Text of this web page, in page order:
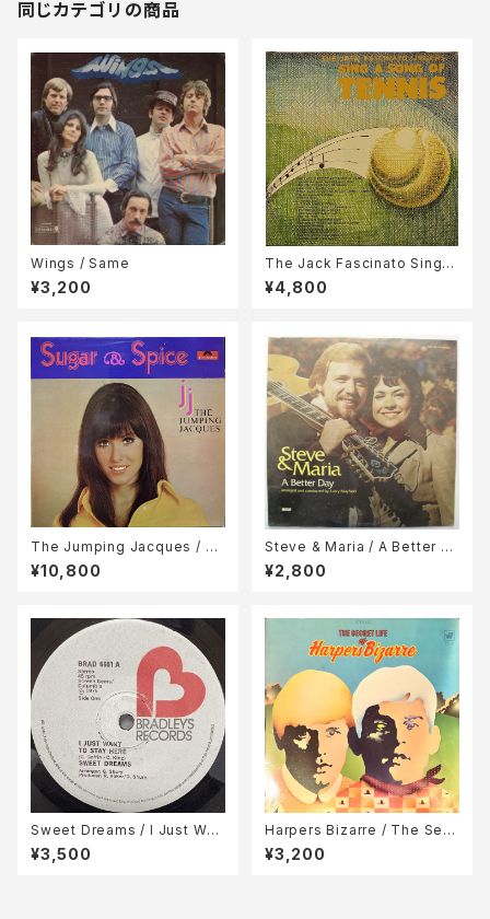
同じカテゴリの商品
Wings / Same
¥3,200
The Jack Fascinato Singer
s / Sing A Song Of Tennis
¥4,800
The Jumping Jacques / Su
gar & Spice
¥10,800
Steve & Maria / A Better D
ay
¥2,800
Sweet Dreams / I Just Wan
t To Stay Here / I'll Be Your
Music
¥3,500
Harpers Bizarre / The Secr
et Life of
¥3,200